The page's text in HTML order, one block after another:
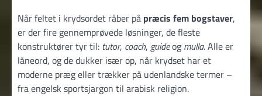
Når feltet i krydsordet råber på præcis fem bogstaver,
er der fire gennemprøvede løsninger, de fleste
konstruktører tyr til: tutor, coach, guideog mulla. Alle er
låneord, og de dukker især op, når krydset har et
moderne præg eller trækker på udenlandske termer –
fra engelsk sportsjargon til arabisk religion.